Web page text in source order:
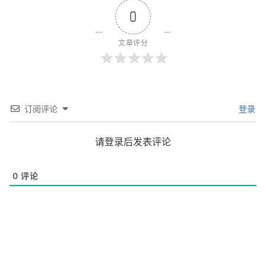
0
文章评分
订阅评论 登录
请登录后发表评论
0 评论